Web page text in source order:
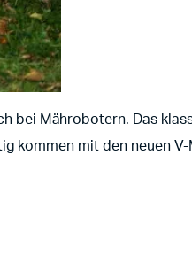
bei Mährobotern. Das
kommen mit den neuen